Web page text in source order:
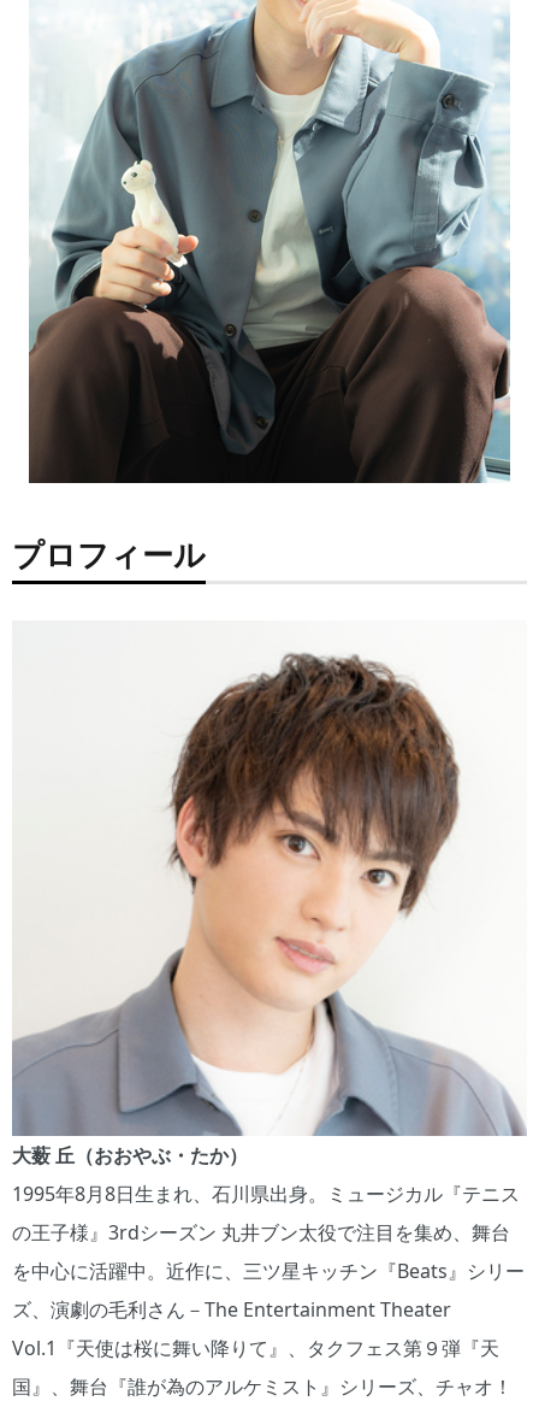
プロフィール
大薮 丘（おおやぶ・たか）
1995年8月8日生まれ、石川県出身。ミュージカル『テニス
の王子様』3rdシーズン 丸井ブン太役で注目を集め、舞台
を中心に活躍中。近作に、三ツ星キッチン『Beats』シリー
ズ、演劇の毛利さん－The Entertainment Theater
Vol.1『天使は桜に舞い降りて』、タクフェス第９弾『天
国』、舞台『誰が為のアルケミスト』シリーズ、チャオ！